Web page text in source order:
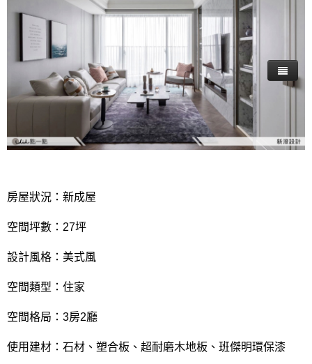
房屋狀況：新成屋
空間坪數：27坪
設計風格：美式風
空間類型：住家
空間格局：3房2廳
使用建材：石材、塑合板、超耐磨木地板、班傑明環保漆